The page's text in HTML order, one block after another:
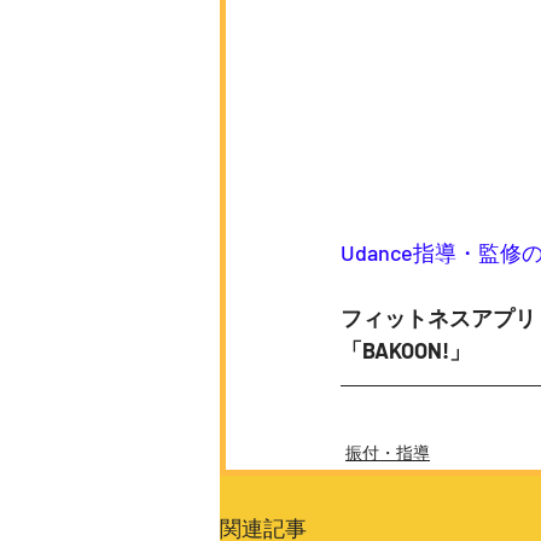
Udance指導・監修
フィットネスアプリ
「BAKOON!」
振付・指導
関連記事